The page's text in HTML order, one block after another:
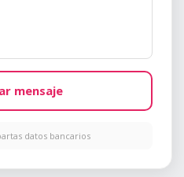
mensaje
datos bancarios